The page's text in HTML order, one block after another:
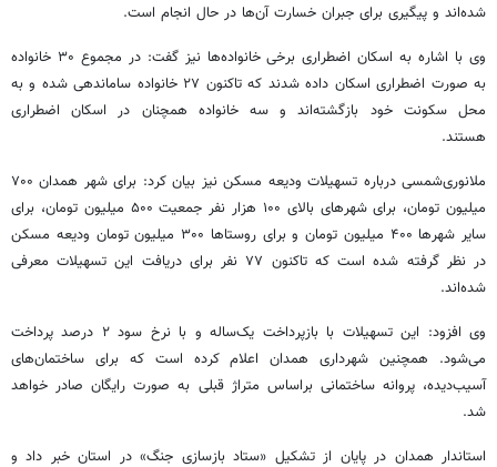
شده‌اند و پیگیری برای جبران خسارت آن‌ها در حال انجام است.
وی با اشاره به اسکان اضطراری برخی خانواده‌ها نیز گفت: در مجموع ۳۰ خانواده
به صورت اضطراری اسکان داده شدند که تاکنون ۲۷ خانواده ساماندهی شده و به
محل سکونت خود بازگشته‌اند و سه خانواده همچنان در اسکان اضطراری
هستند.
ملانوری‌شمسی درباره تسهیلات ودیعه مسکن نیز بیان کرد: برای شهر همدان ۷۰۰
میلیون تومان، برای شهرهای بالای ۱۰۰ هزار نفر جمعیت ۵۰۰ میلیون تومان، برای
سایر شهرها ۴۰۰ میلیون تومان و برای روستاها ۳۰۰ میلیون تومان ودیعه مسکن
در نظر گرفته شده است که تاکنون ۷۷ نفر برای دریافت این تسهیلات معرفی
شده‌اند.
وی افزود: این تسهیلات با بازپرداخت یک‌ساله و با نرخ سود ۲ درصد پرداخت
می‌شود. همچنین شهرداری همدان اعلام کرده است که برای ساختمان‌های
آسیب‌دیده، پروانه ساختمانی براساس متراژ قبلی به صورت رایگان صادر خواهد
شد.
استاندار همدان در پایان از تشکیل «ستاد بازسازی جنگ» در استان خبر داد و